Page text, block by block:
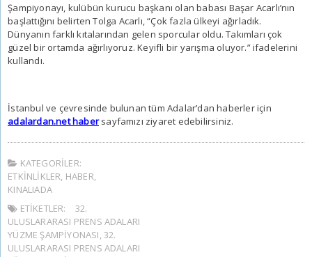
Şampiyonayı, kulübün kurucu başkanı olan babası Başar Acarlı’nın
başlattığını belirten Tolga Acarlı, “Çok fazla ülkeyi ağırladık.
Dünyanın farklı kıtalarından gelen sporcular oldu. Takımları çok
güzel bir ortamda ağırlıyoruz. Keyifli bir yarışma oluyor.” ifadelerini
kullandı.
İstanbul ve çevresinde bulunan tüm Adalar’dan haberler için
adalardan.net habersayfamızı ziyaret edebilirsiniz.
KATEGORILER:
ETKINLIKLER, HABER,
KINALIADA
ETIKETLER:
32.
ULUSLARARASI PRENS ADALARI
YÜZME ŞAMPIYONASI,32.
ULUSLARARASI PRENS ADALARI